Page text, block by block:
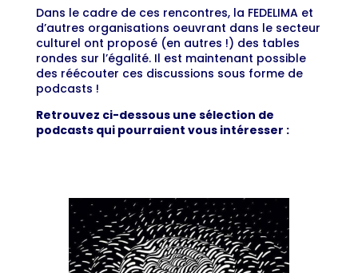
Dans le cadre de ces rencontres, la FEDELIMA et
d’autres organisations oeuvrant dans le secteur
culturel ont proposé (en autres !) des tables
rondes sur l’égalité. Il est maintenant possible
des réécouter ces discussions sous forme de
podcasts !
Retrouvez ci-dessous une sélection de
podcasts qui pourraient vous intéresser :